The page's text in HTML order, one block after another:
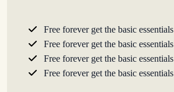
Free forever get the basic essentials
Free forever get the basic essentials
Free forever get the basic essentials
Free forever get the basic essentials